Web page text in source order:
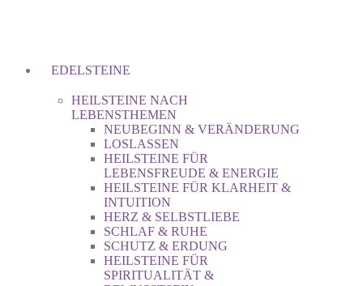
EDELSTEINE
HEILSTEINE NACH
LEBENSTHEMEN
NEUBEGINN & VERÄNDERUNG
LOSLASSEN
HEILSTEINE FÜR
LEBENSFREUDE & ENERGIE
HEILSTEINE FÜR KLARHEIT &
INTUITION
HERZ & SELBSTLIEBE
SCHLAF & RUHE
SCHUTZ & ERDUNG
HEILSTEINE FÜR
SPIRITUALITÄT &